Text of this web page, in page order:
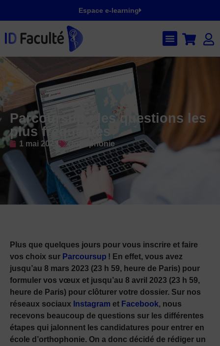
Espace e-learning
Parcoursup : les questions les
plus fréquentes
1 mai 2023 Orthophonie
Plus que quelques jours pour vous inscrire et faire
vos choix sur Parcoursup ! En effet, vous avez
jusqu’au 8 mars 2023 (23 h 59, heure de Paris) pour
formuler vos vœux et jusqu’au 8 avril 2023 (23 h 59,
heure de Paris) pour clôturer votre dossier. Sur nos
réseaux sociaux Instagram et Facebook, nous
recevons beaucoup de questions sur les différentes
étapes qui jalonnent les candidatures pour entrer en
école d’orthophonie. On a donc décidé de rédiger un